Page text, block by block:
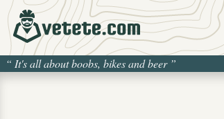
“ It's all about boobs, bikes and beer”